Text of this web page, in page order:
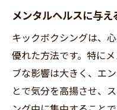
メンタルヘルスに与
キックボクシングは、
優れた方法です。特に
ブな影響は大きく、エ
とで気分を高揚させ、